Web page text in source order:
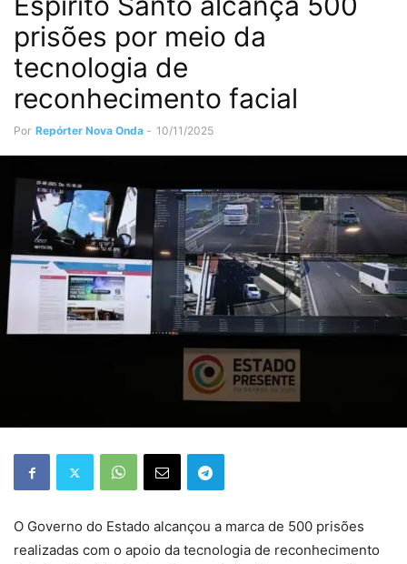
prisões por meio da
tecnologia de
reconhecimento facial
Por Repórter Nova Onda - 10/11/2025
O Governo do Estado alcançou a marca de 500 prisões
realizadas com o apoio da tecnologia de reconhecimento